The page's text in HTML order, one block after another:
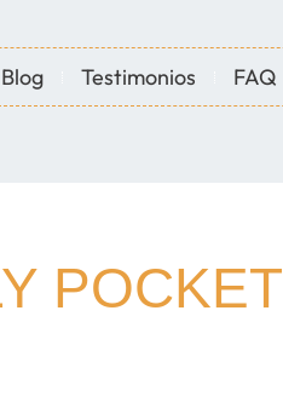
Blog Testimonios FAQ
POCKET